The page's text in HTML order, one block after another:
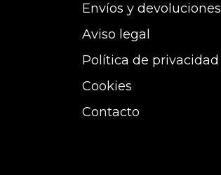
Envíos y devoluciones
Aviso legal
Política de privacidad
Cookies
Contacto